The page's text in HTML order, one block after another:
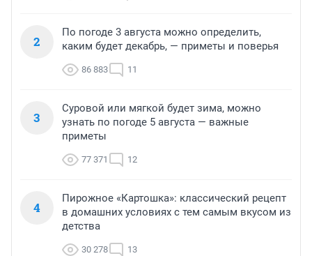
2
По погоде 3 августа можно определить,
каким будет декабрь, — приметы и поверья
86 883 11
3
Суровой или мягкой будет зима, можно
узнать по погоде 5 августа — важные
приметы
77 371 12
4
Пирожное «Картошка»: классический рецепт
в домашних условиях с тем самым вкусом из
детства
30 278 13